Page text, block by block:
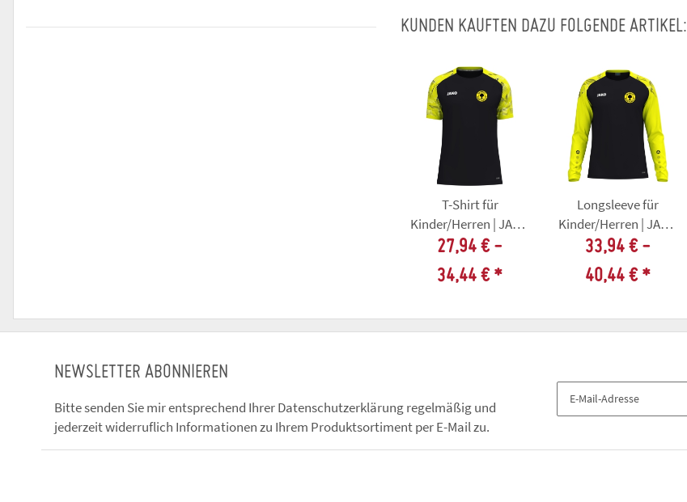
KUNDEN KAUFTEN DAZU FOLGENDE ARTIKEL:
T-Shirt für
Kinder/Herren | JAKO
Sonic |
schwarz/neongelb |
Sprötauer SV
27,94 € -
34,44 € *
Longsleeve für
Kinder/Herren | JAKO
Sonic |
schwarz/neongelb |
Sprötauer SV
33,94 € -
40,44 € *
NEWSLETTER ABONNIEREN
Bitte senden Sie mir entsprechend IhrerDatenschutzerklärungregelmäßig und
jederzeit widerruflich Informationen zu Ihrem Produktsortiment per E-Mail zu.